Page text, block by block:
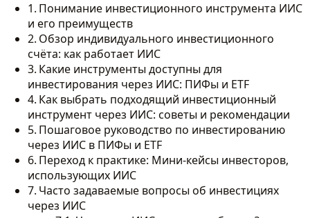
Понимание инвестиционного инструмента ИИС
и его преимуществ
Обзор индивидуального инвестиционного
счёта: как работает ИИС
Какие инструменты доступны для
инвестирования через ИИС: ПИФы и ETF
Как выбрать подходящий инвестиционный
инструмент через ИИС: советы и рекомендации
Пошаговое руководство по инвестированию
через ИИС в ПИФы и ETF
Переход к практике: Мини-кейсы инвесторов,
использующих ИИС
Часто задаваемые вопросы об инвестициях
через ИИС